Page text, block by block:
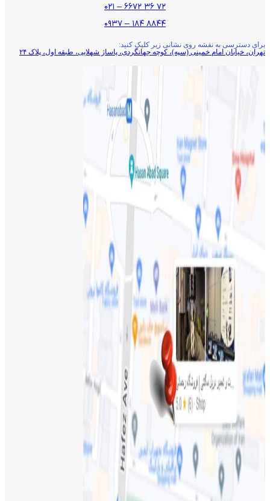
۷۲ ۳۶ ۶۶۷۲ – ۰۲۱
۸۸۴۴ ۱۸۴ – ۰۹۳۷
برای دسترسی به نقشه روی نشانی زیر کلیک کنید:
تهران، خیابان امام خمینی (سپه)، کوچه جهانگردی،‌ پاساژ شهلایی، طبقه اول، پلاک ۲۴